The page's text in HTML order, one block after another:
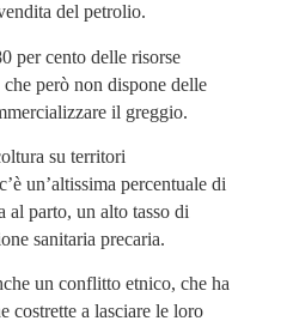
del petrolio.
per cento delle risorse
però non dispone delle
il greggio.
su territori
un’altissima percentuale di
al parto, un alto tasso di
sanitaria precaria.
un conflitto etnico, che ha
costrette a lasciare le loro